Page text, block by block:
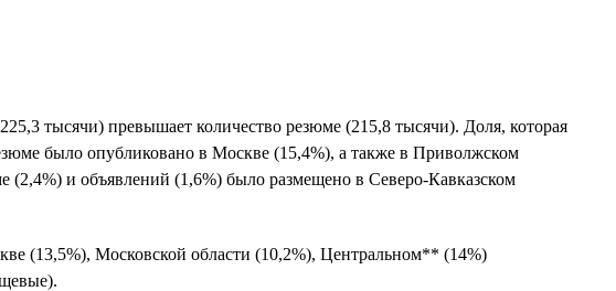
тысячи) превышает количество резюме (215,8 тысячи). Доля, которая
было опубликовано в Москве (15,4%), а также в Приволжском
и объявлений (1,6%) было размещено в Северо-Кавказском
(13,5%), Московской области (10,2%), Центральном** (14%)